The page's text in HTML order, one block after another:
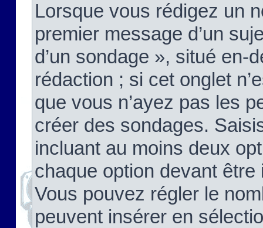
Lorsque vous rédigez un
premier message d’un
d’un sondage », situé en-
rédaction ; si cet onglet
que vous n’ayez pas les
créer des sondages.
incluant au moins deux
chaque option devant
Vous pouvez régler le
peuvent insérer en